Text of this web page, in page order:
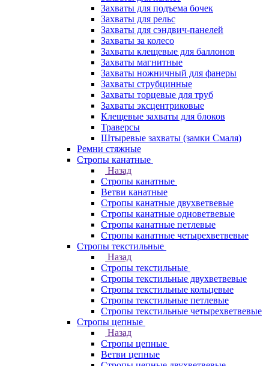
Захваты для подъема бочек
Захваты для рельс
Захваты для сэндвич-панелей
Захваты за колесо
Захваты клещевые для баллонов
Захваты магнитные
Захваты ножничный для фанеры
Захваты струбцинные
Захваты торцевые для труб
Захваты эксцентриковые
Клещевые захваты для блоков
Траверсы
Штыревые захваты (замки Смаля)
Ремни стяжные
Стропы канатные
Назад
Стропы канатные
Ветви канатные
Стропы канатные двухветвевые
Стропы канатные одноветвевые
Стропы канатные петлевые
Стропы канатные четырехветвевые
Стропы текстильные
Назад
Стропы текстильные
Стропы текстильные двухветвевые
Стропы текстильные кольцевые
Стропы текстильные петлевые
Стропы текстильные четырехветвевые
Стропы цепные
Назад
Стропы цепные
Ветви цепные